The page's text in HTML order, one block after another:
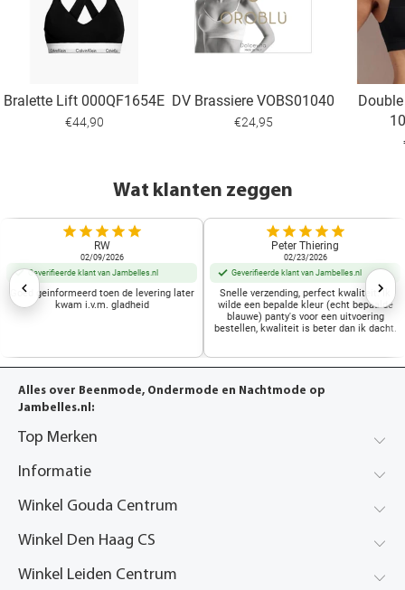
Bralette Lift 000QF1654E
€44,90
DV Brassiere VOBS01040
€24,95
Wat klanten zeggen
RW
02/09/2026
Geverifieerde klant van Jambelles.nl
Goed geinformeerd toen de levering later
kwam i.v.m. gladheid
Peter Thiering
02/23/2026
Geverifieerde klant van Jambelles.nl
Snelle verzending, perfect kwaliteit. Ik
wilde een bepalde kleur (echt bepaalde
blauwe) panty's voor een uitvoering
bestellen, kwaliteit is beter dan ik dacht.
Alles over Beenmode, Ondermode en Nachtmode op
Jambelles.nl:
Top Merken
Informatie
Winkel Gouda Centrum
Winkel Den Haag CS
Winkel Leiden Centrum